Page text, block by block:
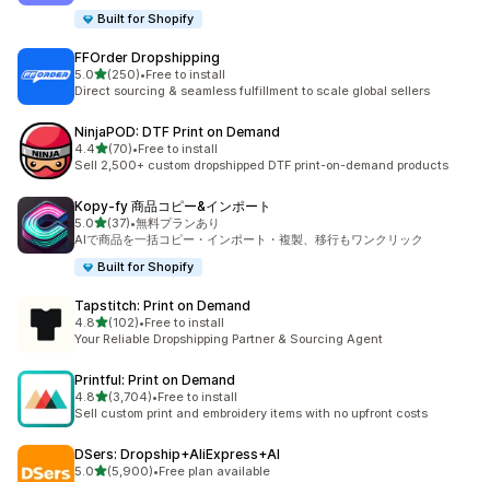
Built for Shopify
FFOrder Dropshipping
5.05つ星中
(250)
合計レビュー数：250件
•Free to install
Direct sourcing & seamless fulfillment to scale global sellers
NinjaPOD: DTF Print on Demand
4.45つ星中
(70)
合計レビュー数：70件
•Free to install
Sell 2,500+ custom dropshipped DTF print-on-demand products
Kopy‑fy 商品コピー&インポート
5.05つ星中
(37)
合計レビュー数：37件
•無料プランあり
AIで商品を一括コピー・インポート・複製、移行もワンクリック
Built for Shopify
Tapstitch: Print on Demand
4.85つ星中
(102)
合計レビュー数：102件
•Free to install
Your Reliable Dropshipping Partner & Sourcing Agent
Printful: Print on Demand
4.85つ星中
(3,704)
合計レビュー数：3704件
•Free to install
Sell custom print and embroidery items with no upfront costs
DSers: Dropship+AliExpress+AI
5.05つ星中
(5,900)
合計レビュー数：5900件
•Free plan available